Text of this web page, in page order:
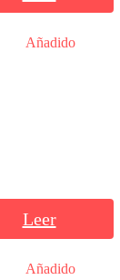
Añadido
Leer
Añadido